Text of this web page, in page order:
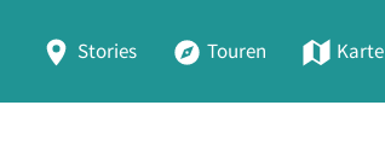
Stories Touren Karte